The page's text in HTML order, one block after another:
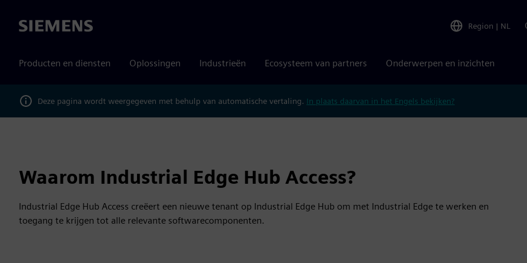
Siemens Region | NL
Producten en diensten Oplossingen Industrieën Ecosysteem van partners Onderwerpen en inzichten
Deze pagina wordt weergegeven met behulp van automatische vertaling. In plaats daarvan in het Engels bekijken?
Waarom Industrial Edge Hub Access?
Industrial Edge Hub Access creëert een nieuwe tenant op Industrial Edge Hub om met Industrial Edge te werken en
toegang te krijgen tot alle relevante softwarecomponenten.